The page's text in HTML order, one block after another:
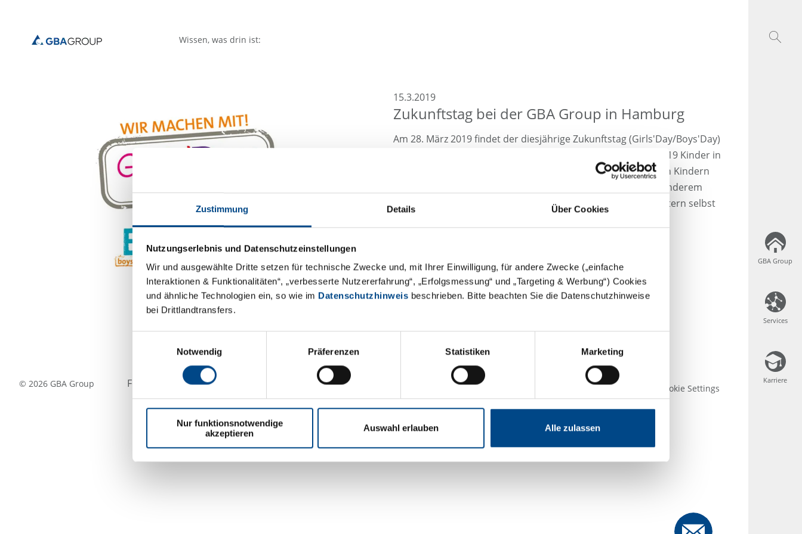
Zustimmung Details Über Cookies
Nutzungserlebnis und Datenschutzeinstellungen
Wir und ausgewählte Dritte setzen für technische Zwecke und, mit Ihrer Einwilligung, für andere Zwecke („einfache
Interaktionen & Funktionalitäten“, „verbesserte Nutzererfahrung“, „Erfolgsmessung“ und „Targeting & Werbung“) Cookies
und ähnliche Technologien ein, so wie im Datenschutzhinweis beschrieben. Bitte beachten Sie die Datenschutzhinweise
bei Drittlandtransfers.
Notwendig
Präferenzen Statistiken Marketing
Nur funktionsnotwendige
akzeptieren
Auswahl erlauben Alle zulassen
GBA Group
Services
Karriere
Wissen, was drin ist:
15.3.2019
Zukunftstag bei der GBA Group in Hamburg
Am 28. März 2019 findet der diesjährige Zukunftstag (Girls'Day/Boys'Day)
am Standort Hamburg statt. Wir freuen uns, dass insgesamt 19 Kinder in
diesem Jahr daran teilnehmen. Am Zukunftstag geben wir den Kindern
erste Einblicke in die Laborarbeit bei der GBA Group. Unter anderem
werden Lebensmittel gemeinsam mit unseren Labormitarbeitern selbst
© 2026 GBA Group Folgen Sie uns Kontakt Rechtliche Hinweise Impressum Cookie Settings
GBA Group
Services
Karriere